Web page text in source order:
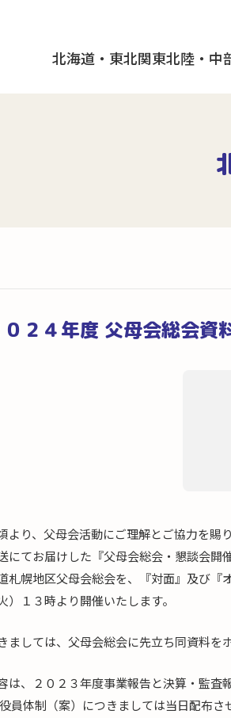
北海道・東北関東北陸・中
０２４年度 父母会総会資
より、父母会活動にご理解とご協力を賜
にてお届けした『父母会総会・懇談会開
札幌地区父母会総会を、『対面』及び『
火）１３時より開催いたします。
ましては、父母会総会に先立ち同資料を
は、２０２３年度事業報告と決算・監査
員体制（案）につきましては当日配布さ